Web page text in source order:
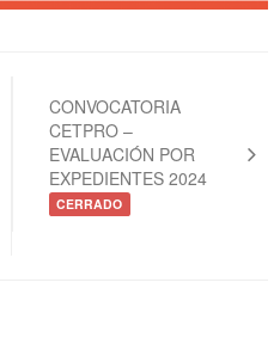
CONVOCATORIA
CETPRO –
EVALUACIÓN POR
EXPEDIENTES 2024
CERRADO